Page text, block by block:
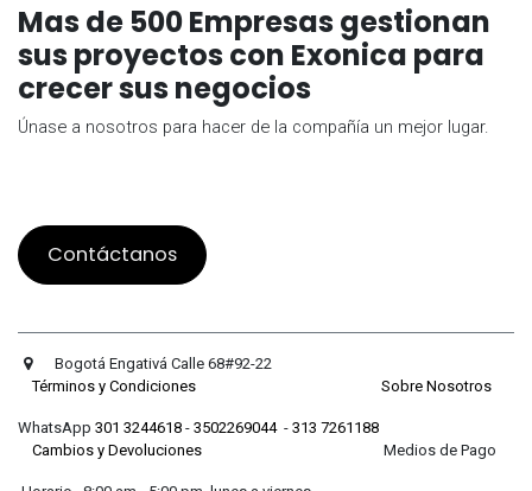
Mas de 500 Empresas gestionan
sus proyectos con Exonica para
crecer sus negocios
Únase a nosotros para hacer de la compañía un mejor lugar.
Contáctanos
Bogotá Engativá Calle 68#92-22
Términos y Condiciones
Sobre Nosotros
WhatsApp 301 3244618 - 3502269044- 313 7261188
Cambios y Devoluciones Medios de Pago